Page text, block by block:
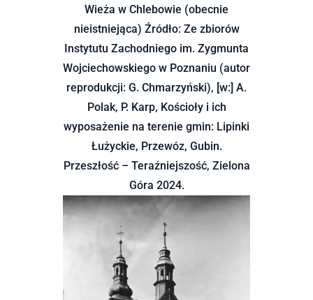
Wieża w Chlebowie (obecnie
nieistniejąca) Źródło: Ze zbiorów
Instytutu Zachodniego im. Zygmunta
Wojciechowskiego w Poznaniu (autor
reprodukcji: G. Chmarzyński), [w:] A.
Polak, P. Karp, Kościoły i ich
wyposażenie na terenie gmin: Lipinki
Łużyckie, Przewóz, Gubin.
Przeszłość – Teraźniejszość, Zielona
Góra 2024.